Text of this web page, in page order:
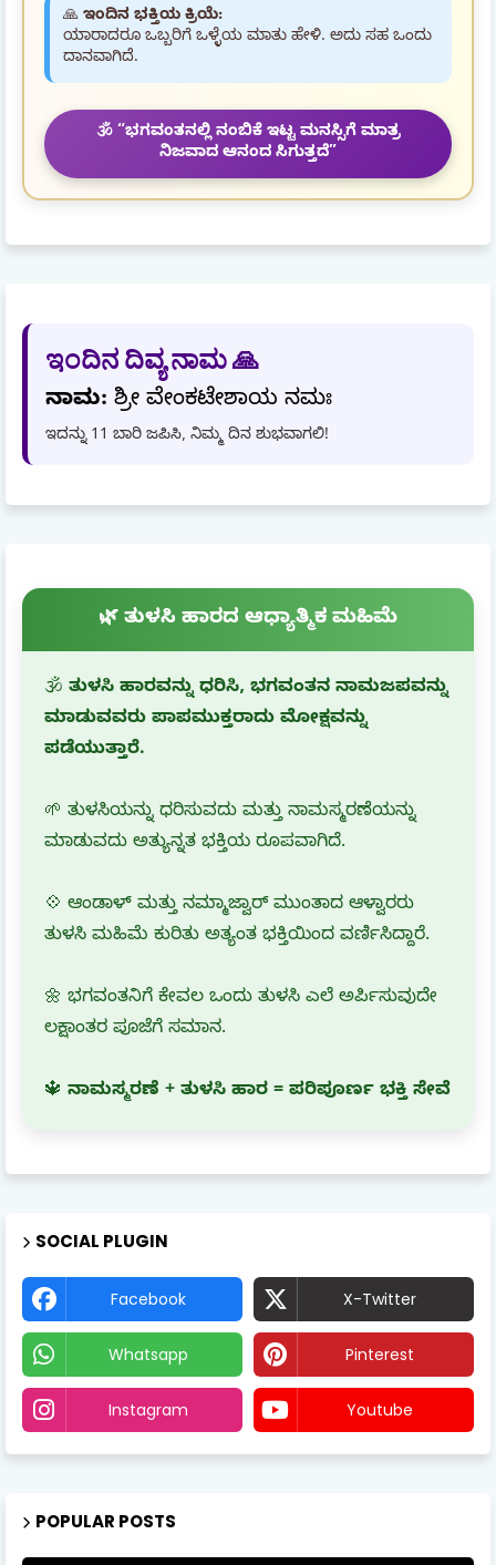
🙏 ಇಂದಿನ ಭಕ್ತಿಯ ಕ್ರಿಯೆ:
ಯಾರಾದರೂ ಒಬ್ಬರಿಗೆ ಒಳ್ಳೆಯ ಮಾತು ಹೇಳಿ. ಅದು ಸಹ ಒಂದು
ದಾನವಾಗಿದೆ.
🕉️ “ಭಗವಂತನಲ್ಲಿ ನಂಬಿಕೆ ಇಟ್ಟ ಮನಸ್ಸಿಗೆ ಮಾತ್ರ
ನಿಜವಾದ ಆನಂದ ಸಿಗುತ್ತದೆ”
ಇಂದಿನ ದಿವ್ಯ ನಾಮ 🙏
ನಾಮ: ಶ್ರೀ ವೇಂಕಟೇಶಾಯ ನಮಃ
ಇದನ್ನು 11 ಬಾರಿ ಜಪಿಸಿ, ನಿಮ್ಮ ದಿನ ಶುಭವಾಗಲಿ!
🌿 ತುಳಸಿ ಹಾರದ ಆಧ್ಯಾತ್ಮಿಕ ಮಹಿಮೆ
🕉️ ತುಳಸಿ ಹಾರವನ್ನು ಧರಿಸಿ, ಭಗವಂತನ ನಾಮಜಪವನ್ನು
ಮಾಡುವವರು ಪಾಪಮುಕ್ತರಾದು ಮೋಕ್ಷವನ್ನು
ಪಡೆಯುತ್ತಾರೆ.
🌱 ತುಳಸಿಯನ್ನು ಧರಿಸುವದು ಮತ್ತು ನಾಮಸ್ಮರಣೆಯನ್ನು
ಮಾಡುವದು ಅತ್ಯುನ್ನತ ಭಕ್ತಿಯ ರೂಪವಾಗಿದೆ.
💠 ಆಂಡಾಳ್ ಮತ್ತು ನಮ್ಮಾಜ್ವಾರ್ ಮುಂತಾದ ಆಳ್ವಾರರು
ತುಳಸಿ ಮಹಿಮೆ ಕುರಿತು ಅತ್ಯಂತ ಭಕ್ತಿಯಿಂದ ವರ್ಣಿಸಿದ್ದಾರೆ.
🌼 ಭಗವಂತನಿಗೆ ಕೇವಲ ಒಂದು ತುಳಸಿ ಎಲೆ ಅರ್ಪಿಸುವುದೇ
ಲಕ್ಷಾಂತರ ಪೂಜೆಗೆ ಸಮಾನ.
🔱 ನಾಮಸ್ಮರಣೆ + ತುಳಸಿ ಹಾರ = ಪರಿಪೂರ್ಣ ಭಕ್ತಿ ಸೇವೆ
SOCIAL PLUGIN
Facebook X-Twitter
Whatsapp Pinterest
Instagram Youtube
POPULAR POSTS